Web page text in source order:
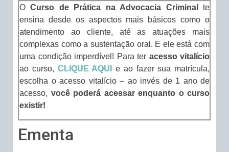
OCurso de Prática na Advocacia Criminal
te
ensina desde os aspectos mais básicos como o
atendimento ao cliente, até as atuações mais
complexas como a sustentação oral. E ele está com
uma condição imperdível! Para ter acesso vitalício
ao curso, CLIQUE AQUI
e ao fazer sua matrícula,
escolha o acesso vitalício – ao invés de 1 ano de
acesso, você poderá acessar enquanto o curso
existir!
Ementa